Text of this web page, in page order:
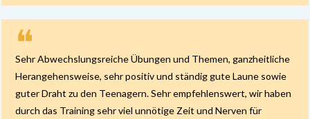
❝
Sehr Abwechslungsreiche Übungen und Themen, ganzheitliche
Herangehensweise, sehr positiv und ständig gute Laune sowie
guter Draht zu den Teenagern. Sehr empfehlenswert, wir haben
durch das Training sehr viel unnötige Zeit und Nerven für